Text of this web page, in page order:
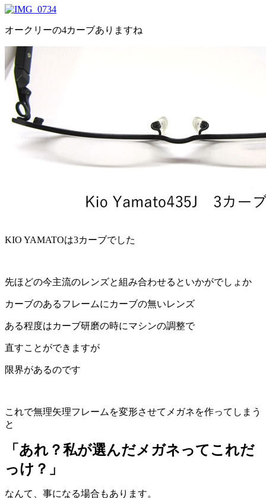
オークリーの4カーブありますね
KIO YAMATOは3カーブでした
先ほどの今主流のレンズと組み合わせるといかがでしょか
カーブのあるフレームにカーブの無いレンズ
ある程度はカーブ研磨の時にマシンの調整で
直すことができますが
限界があるのです
これで無理矢理フレームを変形させてメガネを作ってしまう
と
「あれ？私が選んだメガネってこれだ
っけ？」
なんて、事になる場合もあります。